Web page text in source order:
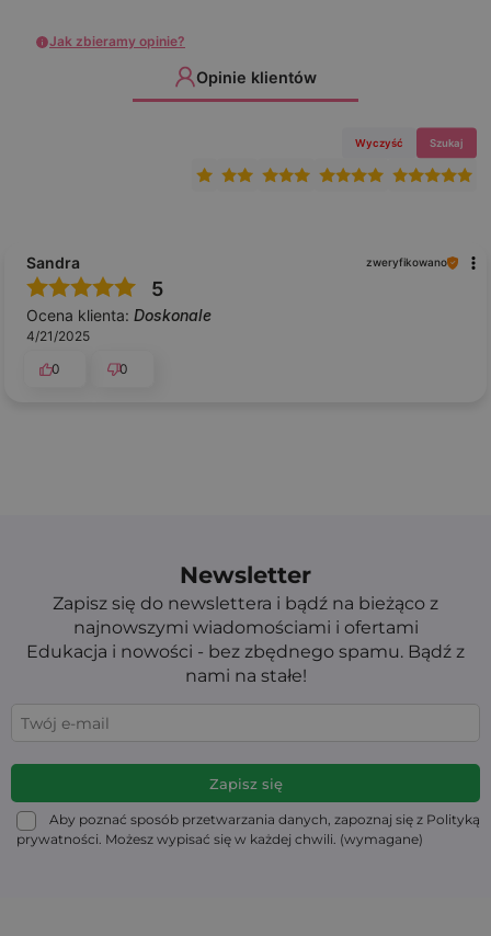
Jak zbieramy opinie?
Opinie klientów
Wyczyść Szukaj
Sandra zweryfikowano
5
Ocena klienta: Doskonale
4/21/2025
0
0
Newsletter
Zapisz się do newslettera i bądź na bieżąco z
najnowszymi wiadomościami i ofertami
Edukacja i nowości - bez zbędnego spamu. Bądź z
nami na stałe!
Aby poznać sposób przetwarzania danych, zapoznaj się z Polityką
prywatności. Możesz wypisać się w każdej chwili. (wymagane)